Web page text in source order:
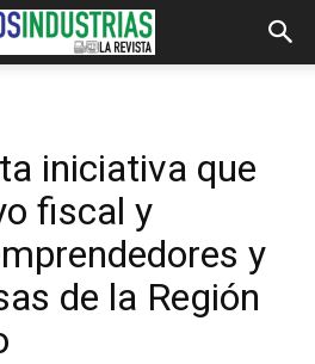
iniciativa que
fiscal y
y
de la Región